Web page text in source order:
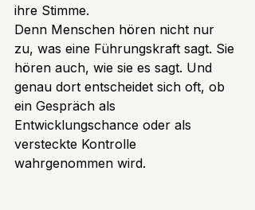
ihre Stimme.
Denn Menschen hören nicht nur
zu, was eine Führungskraft sagt. Sie
hören auch, wie sie es sagt. Und
genau dort entscheidet sich oft, ob
ein Gespräch als
Entwicklungschance oder als
versteckte Kontrolle
wahrgenommen wird.